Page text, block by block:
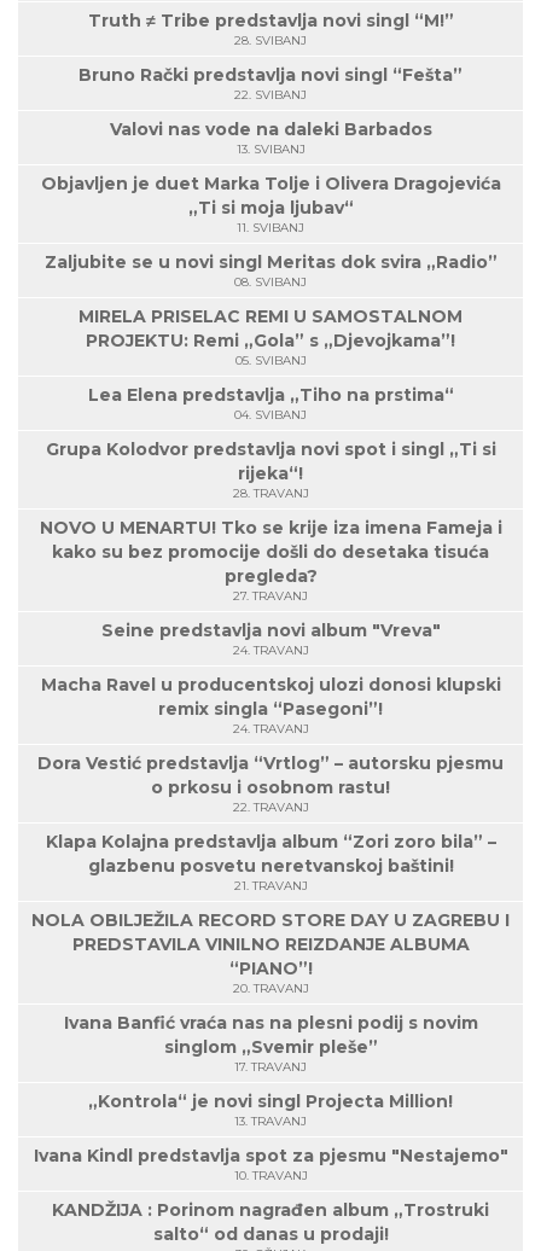
Truth ≠ Tribe predstavlja novi singl “M!”
28. SVIBANJ
Bruno Rački predstavlja novi singl “Fešta”
22. SVIBANJ
Valovi nas vode na daleki Barbados
13. SVIBANJ
Objavljen je duet Marka Tolje i Olivera Dragojevića
„Ti si moja ljubav“
11. SVIBANJ
Zaljubite se u novi singl Meritas dok svira „Radio”
08. SVIBANJ
MIRELA PRISELAC REMI U SAMOSTALNOM
PROJEKTU: Remi „Gola” s „Djevojkama”!
05. SVIBANJ
Lea Elena predstavlja „Tiho na prstima“
04. SVIBANJ
Grupa Kolodvor predstavlja novi spot i singl „Ti si
rijeka“!
28. TRAVANJ
NOVO U MENARTU! Tko se krije iza imena Fameja i
kako su bez promocije došli do desetaka tisuća
pregleda?
27. TRAVANJ
Seine predstavlja novi album "Vreva"
24. TRAVANJ
Macha Ravel u producentskoj ulozi donosi klupski
remix singla “Pasegoni”!
24. TRAVANJ
Dora Vestić predstavlja “Vrtlog” – autorsku pjesmu
o prkosu i osobnom rastu!
22. TRAVANJ
Klapa Kolajna predstavlja album “Zori zoro bila” –
glazbenu posvetu neretvanskoj baštini!
21. TRAVANJ
NOLA OBILJEŽILA RECORD STORE DAY U ZAGREBU I
PREDSTAVILA VINILNO REIZDANJE ALBUMA
“PIANO”!
20. TRAVANJ
Ivana Banfić vraća nas na plesni podij s novim
singlom „Svemir pleše”
17. TRAVANJ
„Kontrola“ je novi singl Projecta Million!
13. TRAVANJ
Ivana Kindl predstavlja spot za pjesmu "Nestajemo"
10. TRAVANJ
KANDŽIJA : Porinom nagrađen album „Trostruki
salto“ od danas u prodaji!